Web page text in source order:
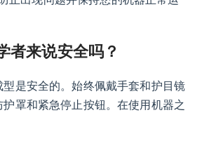
者来说安全吗？
是安全的。始终佩戴手套和护目镜
罩和紧急停止按钮。在使用机器之